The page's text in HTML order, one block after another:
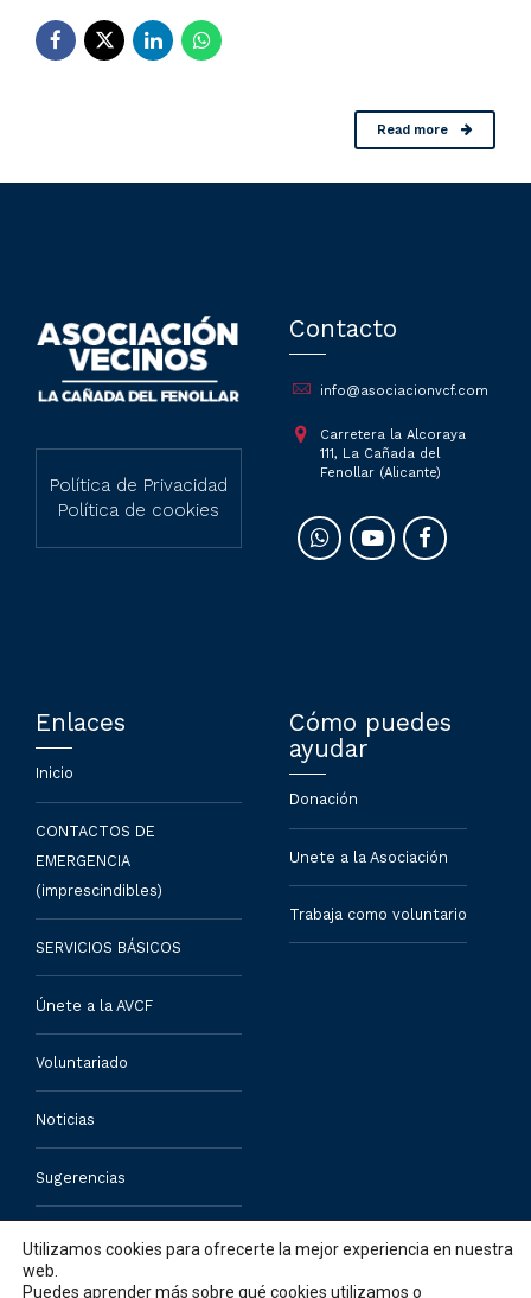
Read more
Política de Privacidad
Política de cookies
Contacto
info@asociacionvcf.com
Carretera la Alcoraya
111, La Cañada del
Fenollar (Alicante)
Enlaces
Inicio
CONTACTOS DE
EMERGENCIA
(imprescindibles)
SERVICIOS BÁSICOS
Únete a la AVCF
Voluntariado
Noticias
Sugerencias
Cómo puedes
ayudar
Donación
Unete a la Asociación
Trabaja como voluntario
Utilizamos cookies para ofrecerte la mejor experiencia en nuestra
web.
Puedes aprender más sobre qué cookies utilizamos o